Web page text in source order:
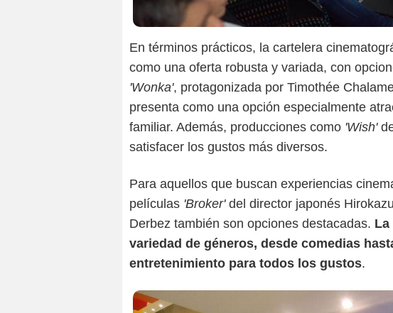
En términos prácticos, la cartelera
como una oferta robusta y variada, con
'Wonka', protagonizada por Timothée
presenta como una opción especialmente
familiar. Además, producciones como 'Wish'
satisfacer los gustos más diversos.
Para aquellos que buscan experiencias
películas 'Broker'del director japonés
Derbez también son opciones destacadas. La
variedad de géneros, desde comedias
entretenimiento para todos los gustos.